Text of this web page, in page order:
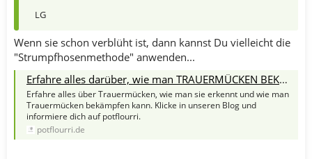
LG
Wenn sie schon verblüht ist, dann kannst Du vielleicht die
"Strumpfhosenmethode" anwenden...
Erfahre alles darüber, wie man TRAUERMÜCKEN BEKÄMPFEN kann
Erfahre alles über Trauermücken, wie man sie erkennt und wie man
Trauermücken bekämpfen kann. Klicke in unseren Blog und
informiere dich auf potflourri.
potflourri.de